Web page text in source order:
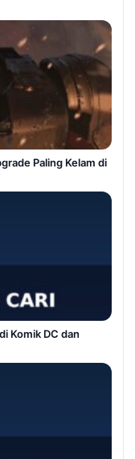
Paling Kelam di
Komik DC dan